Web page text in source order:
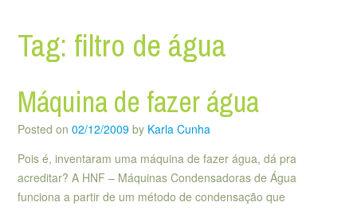
Tag: filtro de água
Máquina de fazer água
Posted on 02/12/2009 by Karla Cunha
Pois é, inventaram uma máquina de fazer água, dá pra
acreditar? A HNF – Máquinas Condensadoras de Água
funciona a partir de um método de condensação que